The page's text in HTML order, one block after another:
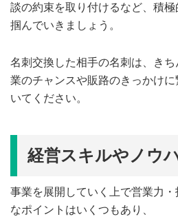
談の約束を取り付けるなど、積
掴んでいきましょう。
名刺交換した相手の名刺は、き
業のチャンスや販路のきっかけ
いてください。
経営スキルやノウ
事業を展開していく上で営業力
なポイントはいくつもあり、